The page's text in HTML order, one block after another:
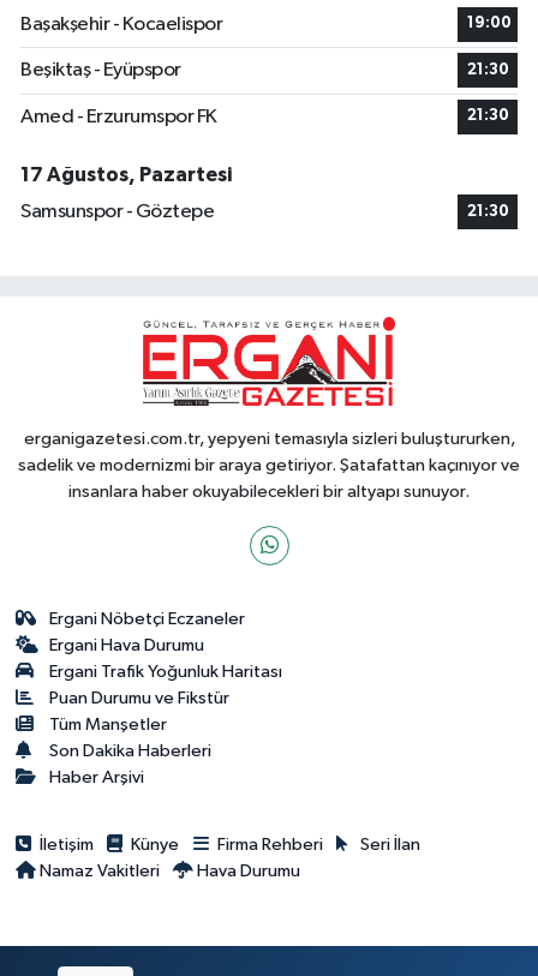
Başakşehir - Kocaelispor
19:00
Beşiktaş - Eyüpspor 21:30
Amed - Erzurumspor FK 21:30
17 Ağustos, Pazartesi
Samsunspor - Göztepe
21:30
erganigazetesi.com.tr, yepyeni temasıyla sizleri buluştururken,
sadelik ve modernizmi bir araya getiriyor. Şatafattan kaçınıyor ve
insanlara haber okuyabilecekleri bir altyapı sunuyor.
Ergani Nöbetçi Eczaneler
Ergani Hava Durumu
Ergani Trafik Yoğunluk Haritası
Puan Durumu ve Fikstür
Tüm Manşetler
Son Dakika Haberleri
Haber Arşivi
İletişim Künye Firma Rehberi
Seri İlan
Namaz Vakitleri
Hava Durumu